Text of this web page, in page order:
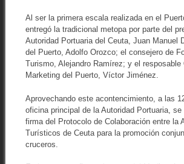
Al ser la primera escala realizada en el
entregó la tradicional metopa por parte del
Autoridad Portuaria del Ceuta, Juan Manuel
del Puerto, Adolfo Orozco; el consejero de
Turismo, Alejandro Ramírez; y el resposable
Marketing del Puerto, Víctor Jiménez.
Aprovechando este acontencimiento, a las
oficina principal de la Autoridad Portuaria, se
firma del Protocolo de Colaboración entre la
Turísticos de Ceuta para la promoción
cruceros.